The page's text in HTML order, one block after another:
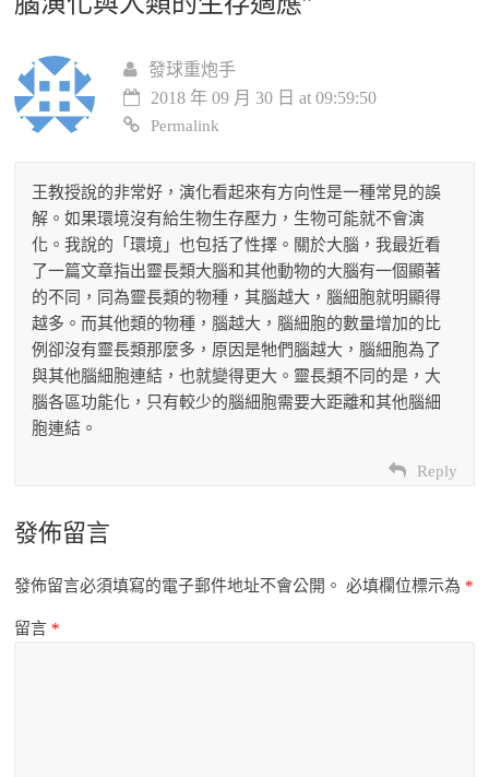
發球重炮手
2018 年 09 月 30 日 at 09:59:50
Permalink
王教授說的非常好，演化看起來有方向性是一種常見的誤
解。如果環境沒有給生物生存壓力，生物可能就不會演
化。我說的「環境」也包括了性擇。關於大腦，我最近看
了一篇文章指出靈長類大腦和其他動物的大腦有一個顯著
的不同，同為靈長類的物種，其腦越大，腦細胞就明顯得
越多。而其他類的物種，腦越大，腦細胞的數量增加的比
例卻沒有靈長類那麼多，原因是牠們腦越大，腦細胞為了
與其他腦細胞連結，也就變得更大。靈長類不同的是，大
腦各區功能化，只有較少的腦細胞需要大距離和其他腦細
胞連結。
Reply
發佈留言
發佈留言必須填寫的電子郵件地址不會公開。 必填欄位標示為 *
留言 *